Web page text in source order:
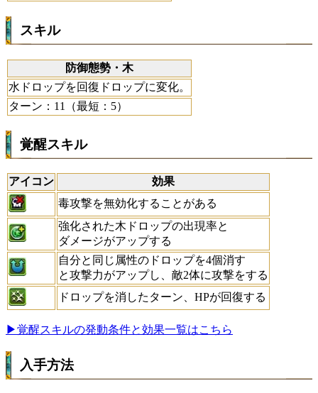
スキル
防御態勢・木
水ドロップを回復ドロップに変化。
ターン：11（最短：5）
覚醒スキル
アイコン
効果
毒攻撃を無効化することがある
強化された木ドロップの出現率と
ダメージがアップする
自分と同じ属性のドロップを4個消す
と攻撃力がアップし、敵2体に攻撃をする
ドロップを消したターン、HPが回復する
▶覚醒スキルの発動条件と効果一覧はこちら
入手方法